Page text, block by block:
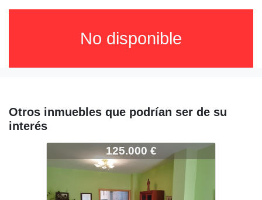
No disponible
Otros inmuebles que podrían ser de su
interés
2621-CAMP-V-148
125.000 €